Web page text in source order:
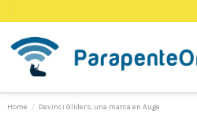
Home Davinci Gliders, una marca en Auge